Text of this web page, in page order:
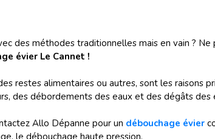
des méthodes traditionnelles mais en vain ?
évier Le Cannet !
restes alimentaires ou autres, sont les raisons
des débordements des eaux et des dégâts des
Allo Dépanne pour un débouchage évier
le débouchage haute pression.